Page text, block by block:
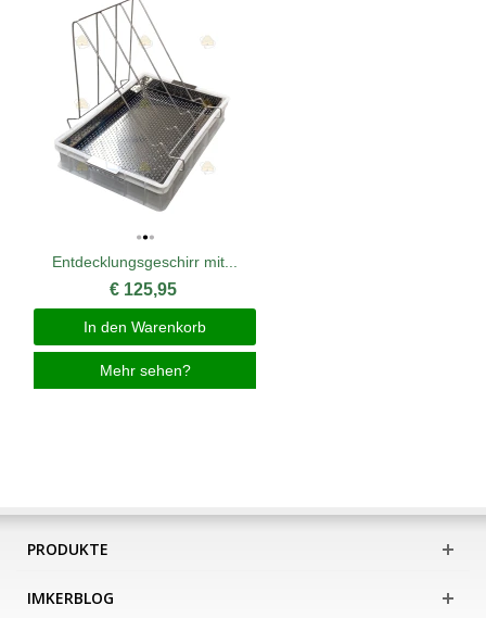
Entdecklungsgeschirr mit...
€ 125,95
In den Warenkorb
Mehr sehen?
PRODUKTE
IMKERBLOG